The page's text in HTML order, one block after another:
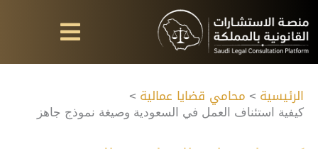
إلى
المحتوى
الرئيسية محامي قضايا عمالية
كيفية استئناف العمل في السعودية وصيغة نموذج جاهز